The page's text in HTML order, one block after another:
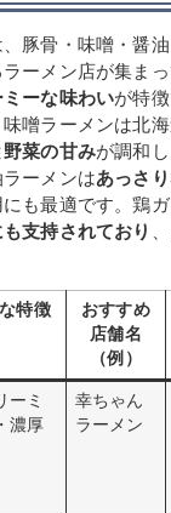
豚骨・味噌・醤
ーメン店が集ま
ーな味わいが特
噌ラーメンは北
菜の甘みが調和
ーメンはあっさ
も最適です。鶏
支持されており
特徴
おすすめ
店舗名
（例）
ーミ
濃厚
幸ちゃん
ラーメン